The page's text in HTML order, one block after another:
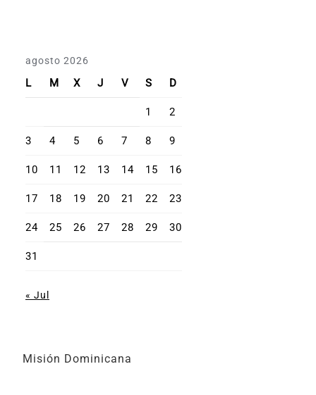
agosto 2026
L M X J V S D
1 2
3 4 5 6 7 8 9
10 11 12 13 14 15 16
17 18 19 20 21 22 23
24 25 26 27 28 29 30
31
« Jul
Misión Dominicana